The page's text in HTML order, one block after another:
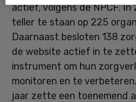
actief, volgens de NPCF. In
teller te staan op 225
Daarnaast besloten 138
de website actief in te
instrument om hun
monitoren en te
jaar zette een toenemend